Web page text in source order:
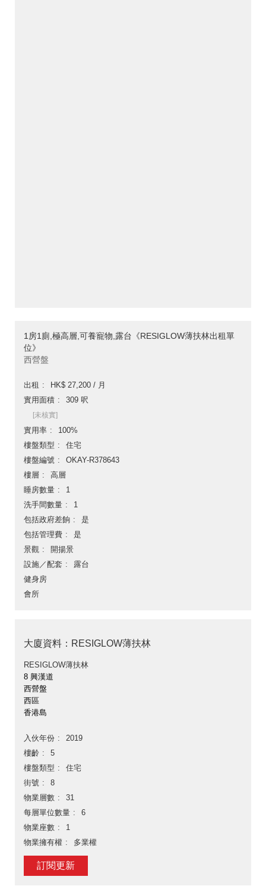
1房1廁,極高層,可養寵物,露台《RESIGLOW薄扶林出租單
位》
西營盤
出租
HK$ 27,200 / 月
實用面積
309 呎
[未核實]
實用率
100%
樓盤類型
住宅
樓盤編號
OKAY-R378643
樓層
高層
睡房數量
1
洗手間數量
1
包括政府差餉
是
包括管理費
是
景觀
開揚景
設施／配套
露台
健身房
會所
大廈資料：RESIGLOW薄扶林
RESIGLOW薄扶林
8 興漢道
西營盤
西區
香港島
入伙年份
2019
樓齡
5
樓盤類型
住宅
街號
8
物業層數
31
每層單位數量
6
物業座數
1
物業擁有權
多業權
訂閱更新